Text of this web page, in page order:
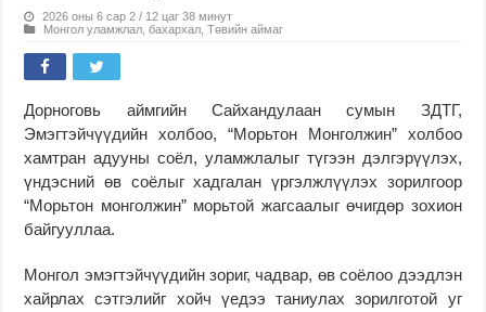
2026 оны 6 сар 2 / 12 цаг 38 минут
Монгол уламжлал, бахархал ,Төвийн аймаг
Дорноговь аймгийн Сайхандулаан сумын ЗДТГ,
Эмэгтэйчүүдийн холбоо, “Морьтон Монголжин” холбоо
хамтран адууны соёл, уламжлалыг түгээн дэлгэрүүлэх,
үндэсний өв соёлыг хадгалан үргэлжлүүлэх зорилгоор
“Морьтон монголжин” морьтой жагсаалыг өчигдөр зохион
байгууллаа.
Монгол эмэгтэйчүүдийн зориг, чадвар, өв соёлоо дээдлэн
хайрлах сэтгэлийг хойч үедээ таниулах зорилготой уг